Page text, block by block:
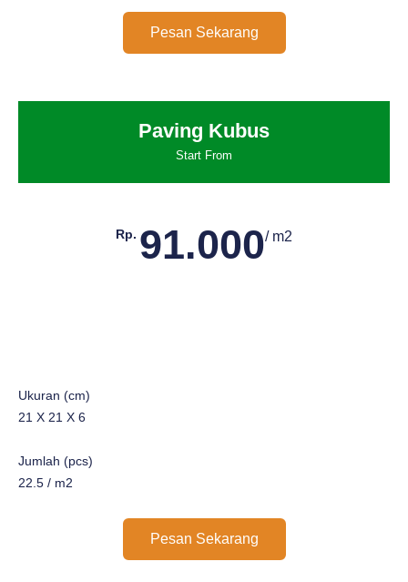
Pesan Sekarang
Paving Kubus
Start From
Rp. 91.000/ m2
Ukuran (cm)
21 X 21 X 6
Jumlah (pcs)
22.5 / m2
Pesan Sekarang